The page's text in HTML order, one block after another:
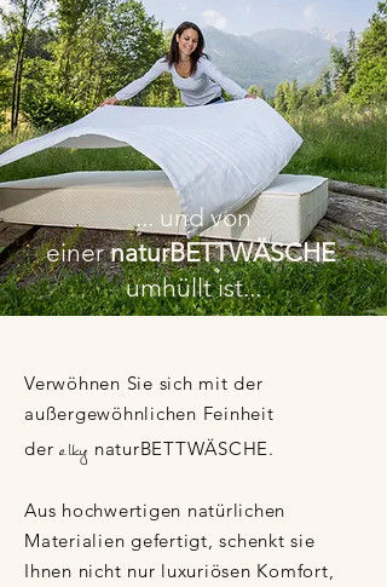
... und von
einernaturBETTWÄSCHE
umhüllt ist...
Verwöhnen Sie sich mit der
außergewöhnlichen Feinheit
der elky naturBETTWÄSCHE.
Aus hochwertigen natürlichen
Materialien gefertigt, schenkt sie
Ihnen nicht nur luxuriösen Komfort,